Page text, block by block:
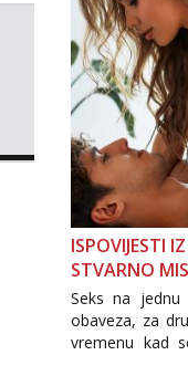
ISPOVIJESTI
STVARNO
Seks na
obaveza, za
vremenu kad
tema „jedne